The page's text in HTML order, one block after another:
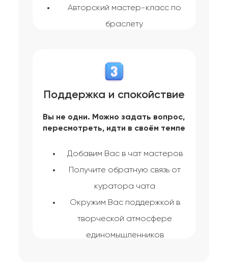
Вы не одни. Можно задать вопрос,
пересмотреть, идти в своём темпе
Добавим Вас в чат мастеров
Получите обратную связь от
куратора чата
Окружим Вас поддержкой в
творческой атмосфере
единомышленников
Авторский мастер-класс по
браслету
Поддержка и спокойствие